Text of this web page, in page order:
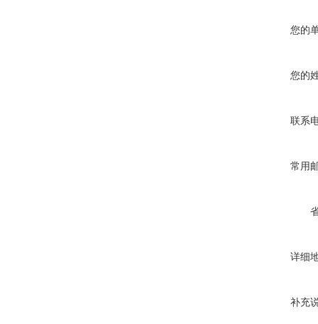
您的
您的
联系
常用
详细
补充